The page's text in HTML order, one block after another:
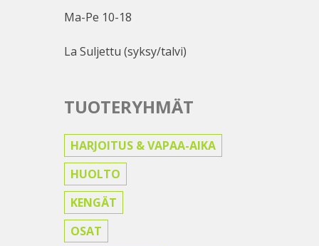
Ma-Pe 10-18
La Suljettu (syksy/talvi)
TUOTERYHMÄT
HARJOITUS & VAPAA-AIKA
HUOLTO
KENGÄT
OSAT